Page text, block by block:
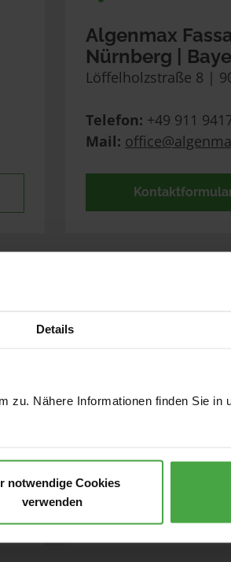
Details
zu. Nähere Informationen finden Sie in
notwendige Cookies
verwenden
Algenmax
Nürnberg |
Löffelholzstraße 8 |
Telefon: +49 911
Mail: